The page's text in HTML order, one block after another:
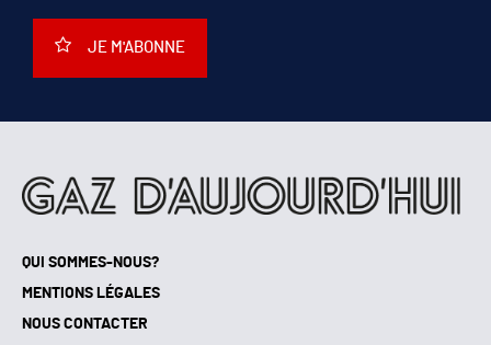
QUI SOMMES-NOUS?
MENTIONS LÉGALES
NOUS CONTACTER
JE M'ABONNE